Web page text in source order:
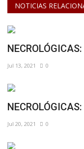
NOTICIAS
Jul 13, 2021 0
Jul 20, 2021 0